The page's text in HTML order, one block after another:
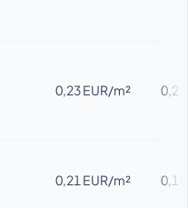
0,23 EUR/m²
0,21 EUR/m²